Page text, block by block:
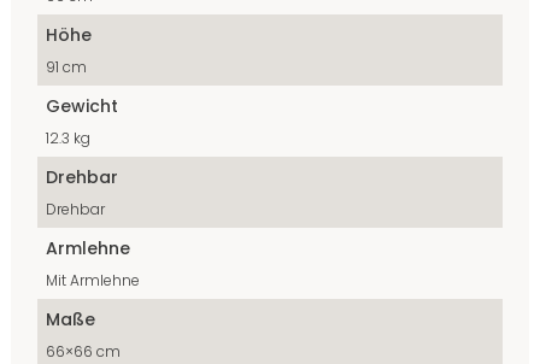
Höhe
91 cm
Gewicht
12.3 kg
Drehbar
Drehbar
Armlehne
Mit Armlehne
Maße
66×66 cm